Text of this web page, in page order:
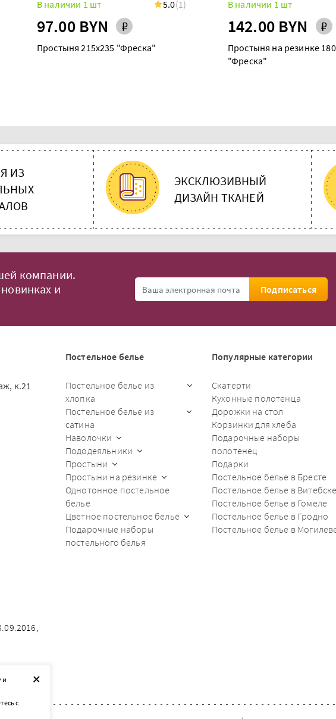
В наличии 1 шт 5.0(1)
97.00 BYN
Простыня 215х235 "Фреска"
В наличии 1 шт
142.00 BYN
Простыня на резинке
"Фреска"
+
и
с
ИЗ
ЭКСКЛЮЗИВНЫЙ
ДИЗАЙН ТКАНЕЙ
компании.
и
Подписаться
к.21
Постельное белье
Постельное белье из
хлопка
Постельное белье из
сатина
Наволочки
Пододеяльники
Простыни
Простыни на резинке
Однотонное постельное
белье
Цветное постельное белье
Подарочные наборы
постельного белья
Популярные категории
Скатерти
Кухонные полотенца
Дорожки на стол
Корзинки для хлеба
Подарочные наборы
полотенец
Подарки
Постельное белье в Бресте
Постельное белье в Витебске
Постельное белье в Гомеле
Постельное белье в Гродно
Постельное белье в